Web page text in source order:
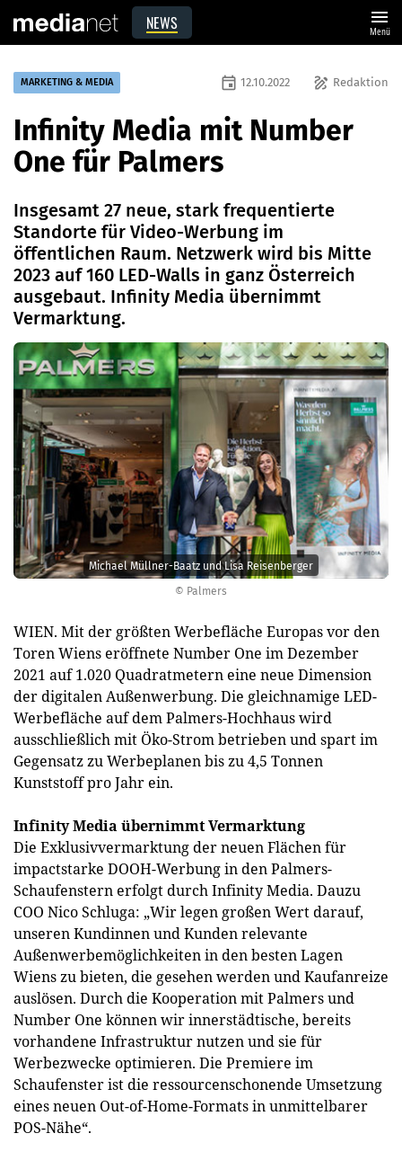
NEWS menu
Menü
© Palmers
Michael Müllner-Baatz und Lisa Reisenberger
MARKETING & MEDIA draw Redaktion
event 12.10.2022
Infinity Media mit Number
One für Palmers
Insgesamt 27 neue, stark frequentierte
Standorte für Video-Werbung im
öffentlichen Raum. Netzwerk wird bis Mitte
2023 auf 160 LED-Walls in ganz Österreich
ausgebaut. Infinity Media übernimmt
Vermarktung.
WIEN. Mit der größten Werbefläche Europas vor den
Toren Wiens eröffnete Number One im Dezember
2021 auf 1.020 Quadratmetern eine neue Dimension
der digitalen Außenwerbung. Die gleichnamige LED-
Werbefläche auf dem Palmers-Hochhaus wird
ausschließlich mit Öko-Strom betrieben und spart im
Gegensatz zu Werbeplanen bis zu 4,5 Tonnen
Kunststoff pro Jahr ein.
Infinity Media übernimmt Vermarktung
Die Exklusivvermarktung der neuen Flächen für
impactstarke DOOH-Werbung in den Palmers-
Schaufenstern erfolgt durch Infinity Media. Dauzu
COO Nico Schluga: „Wir legen großen Wert darauf,
unseren Kundinnen und Kunden relevante
Außenwerbemöglichkeiten in den besten Lagen
Wiens zu bieten, die gesehen werden und Kaufanreize
auslösen. Durch die Kooperation mit Palmers und
Number One können wir innerstädtische, bereits
vorhandene Infrastruktur nutzen und sie für
Werbezwecke optimieren. Die Premiere im
Schaufenster ist die ressourcenschonende Umsetzung
eines neuen Out-of-Home-Formats in unmittelbarer
POS-Nähe“.